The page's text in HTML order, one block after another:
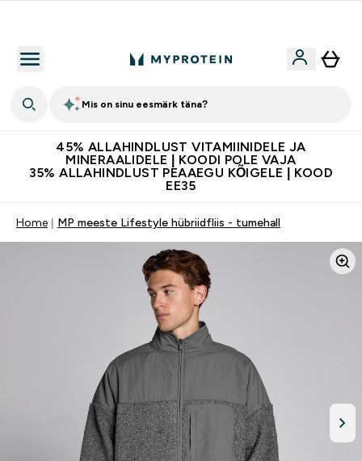
Mis on sinu eesmärk täna?
45% ALLAHINDLUST VITAMIINIDELE JA
MINERAALIDELE | KOODI POLE VAJA
35% ALLAHINDLUST PEAAEGU KÕIGELE | KOOD
EE35
Home MP meeste Lifestyle hübriidfliis - tumehall